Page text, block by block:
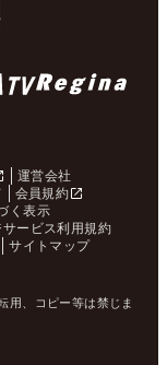
運営会社
会員規約
く表示
サービス利用規約
サイトマップ
用、コピー等は禁じま